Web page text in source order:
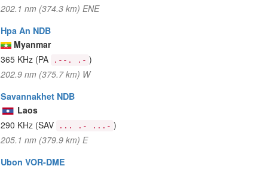
202.1 nm (374.3 km) ENE
Hpa An NDB
Myanmar
365 KHz (PA .--. .- )
202.9 nm (375.7 km) W
Savannakhet NDB
Laos
290 KHz (SAV ... .- ...- )
205.1 nm (379.9 km) E
Ubon VOR-DME